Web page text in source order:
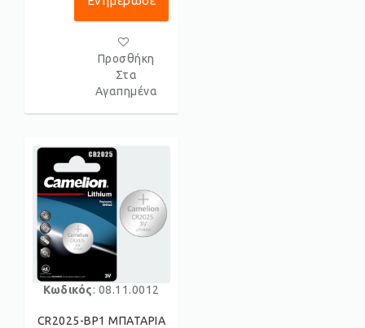
Με!
Προσθήκη
Στα
Αγαπημένα
Κωδικός: 08.11.0012
CR2025-BP1 ΜΠΑΤΑΡΙΑ